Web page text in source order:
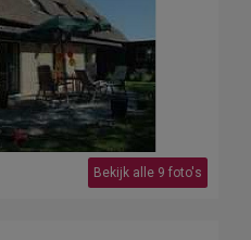
Bekijk alle 9 foto's